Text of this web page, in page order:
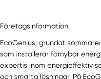
Företagsinformation
EcoGenius, grundat
som installerar förnybar
expertis inom
och smarta lösningar. På